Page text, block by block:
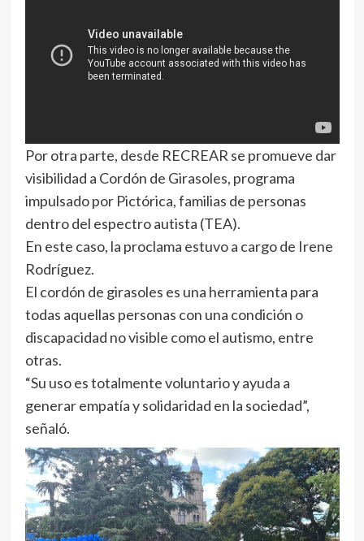
Por otra parte, desde RECREAR se promueve dar
visibilidad a Cordón de Girasoles, programa
impulsado por Pictórica, familias de personas
dentro del espectro autista (TEA).
En este caso, la proclama estuvo a cargo de Irene
Rodríguez.
El cordón de girasoles es una herramienta para
todas aquellas personas con una condición o
discapacidad no visible como el autismo, entre
otras.
“Su uso es totalmente voluntario y ayuda a
generar empatía y solidaridad en la sociedad”,
señaló.